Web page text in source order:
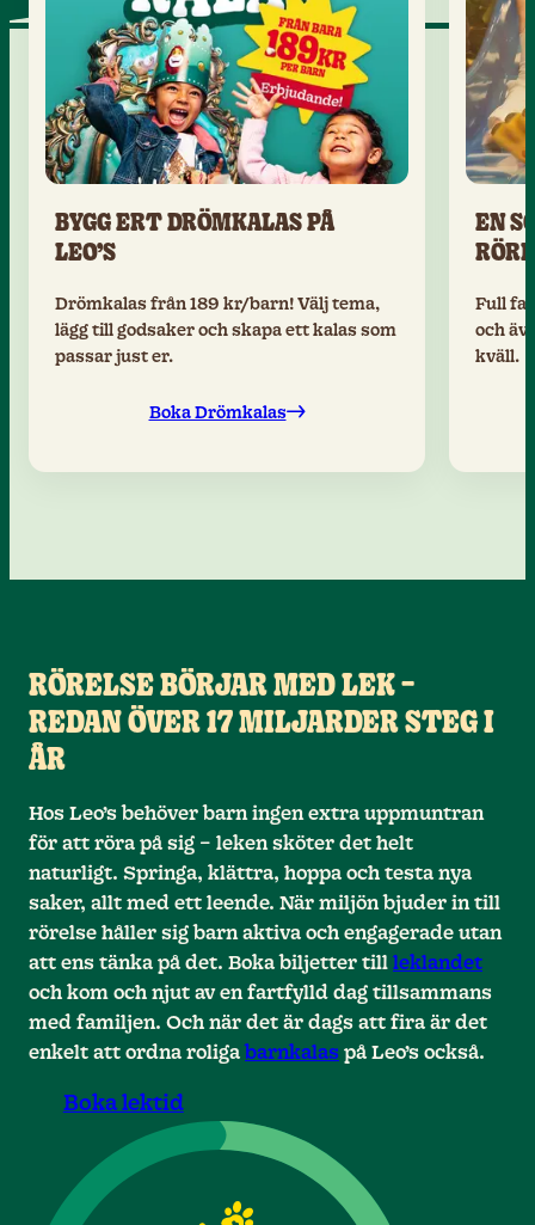
BYGG ERT DRÖMKALAS PÅ
LEO’S
Drömkalas från 189 kr/barn! Välj tema,
lägg till godsaker och skapa ett kalas som
passar just er.
Boka Drömkalas
EN
Full
och
kväll.
RÖRELSE BÖRJAR MED LEK –
REDAN ÖVER 17 MILJARDER STEG I
ÅR
Hos Leo’s behöver barn ingen extra uppmuntran
för att röra på sig – leken sköter det helt
naturligt. Springa, klättra, hoppa och testa nya
saker, allt med ett leende. När miljön bjuder in till
rörelse håller sig barn aktiva och engagerade utan
att ens tänka på det. Boka biljetter till leklandet
och kom och njut av en fartfylld dag tillsammans
med familjen. Och när det är dags att fira är det
enkelt att ordna roliga barnkalas på Leo’s också.
Boka lektid
0
1
2
3
4
5
0
1
2
3
4
5
6
7
0
1
2
0
1
2
3
4
5
6
0
1
2
3
4
5
7
8
0
1
0
1
2
3
5
6
0
2
0
1
2
3
4
5
7
0
1
2
3
5
0
1
2
3
5
6